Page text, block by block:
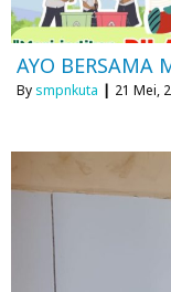
AYO BERSAMA
By smpnkuta | 21 Mei,